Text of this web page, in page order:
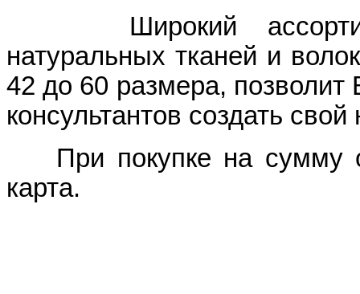
Широкий
натуральных тканей и
42 до 60 размера,
консультантов создать
При покупке на сумму
карта.